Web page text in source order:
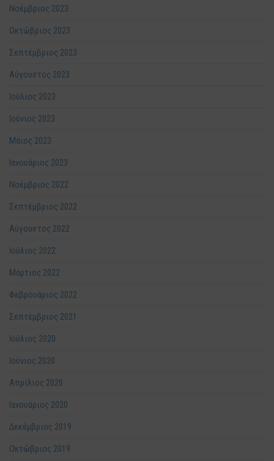
Νοέμβριος 2023
Οκτώβριος 2023
Σεπτέμβριος 2023
Αύγουστος 2023
Ιούλιος 2023
Ιούνιος 2023
Μάιος 2023
Ιανουάριος 2023
Νοέμβριος 2022
Σεπτέμβριος 2022
Αύγουστος 2022
Ιούλιος 2022
Μάρτιος 2022
Φεβρουάριος 2022
Σεπτέμβριος 2021
Ιούλιος 2020
Ιούνιος 2020
Απρίλιος 2020
Ιανουάριος 2020
Δεκέμβριος 2019
Οκτώβριος 2019